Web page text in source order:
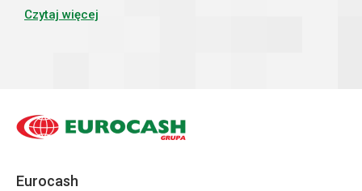
przychody były w dużej mierze efektem konsekwentnie
poprawy rentowności i większej stabilności operacyjnej.
Oszczędności kosztowe realizowane w ramach strategii
w wysokości 96 mln zł. Wynika to z uruchomienia inicjatyw
Czytaj więcej
Eurocash